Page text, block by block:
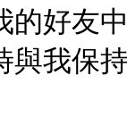
的好友
與我保